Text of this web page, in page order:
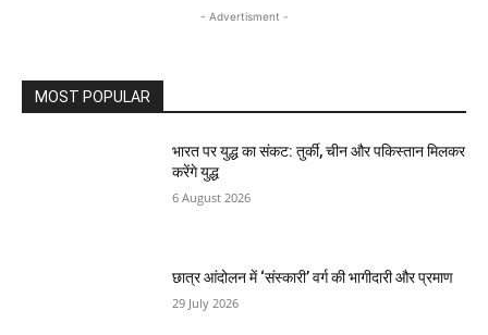
- Advertisment -
MOST POPULAR
भारत पर युद्ध का संकट: तुर्की, चीन और पकिस्तान मिलकर
करेंगे युद्ध
6 August 2026
छात्र आंदोलन में ‘संस्कारी’ वर्ग की भागीदारी और प्रमाण
29 July 2026